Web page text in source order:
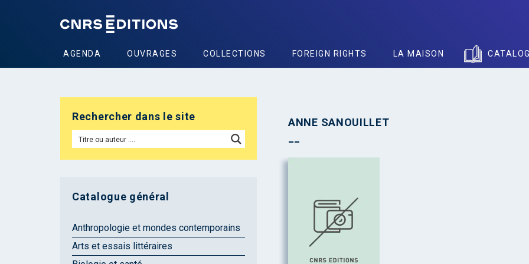
AGENDA OUVRAGES COLLECTIONS FOREIGN RIGHTS LA MAISON
ANNE SANOUILLET
Rechercher dans le site
Catalogue général
Anthropologie et mondes contemporains
Arts et essais littéraires